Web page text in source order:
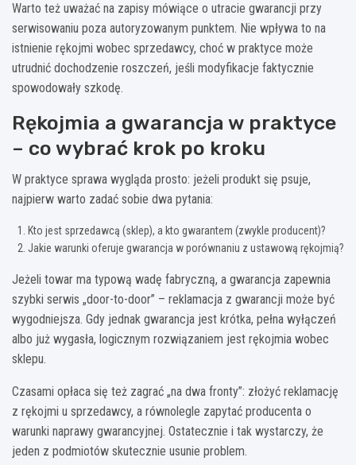
Warto też uważać na zapisy mówiące o utracie gwarancji przy
serwisowaniu poza autoryzowanym punktem. Nie wpływa to na
istnienie rękojmi wobec sprzedawcy, choć w praktyce może
utrudnić dochodzenie roszczeń, jeśli modyfikacje faktycznie
spowodowały szkodę.
Rękojmia a gwarancja w praktyce
– co wybrać krok po kroku
W praktyce sprawa wygląda prosto: jeżeli produkt się psuje,
najpierw warto zadać sobie dwa pytania:
Kto jest sprzedawcą (sklep), a kto gwarantem (zwykle producent)?
Jakie warunki oferuje gwarancja w porównaniu z ustawową rękojmią?
Jeżeli towar ma typową wadę fabryczną, a gwarancja zapewnia
szybki serwis „door-to-door” – reklamacja z gwarancji może być
wygodniejsza. Gdy jednak gwarancja jest krótka, pełna wyłączeń
albo już wygasła, logicznym rozwiązaniem jest rękojmia wobec
sklepu.
Czasami opłaca się też zagrać „na dwa fronty”: złożyć reklamację
z rękojmi u sprzedawcy, a równolegle zapytać producenta o
warunki naprawy gwarancyjnej. Ostatecznie i tak wystarczy, że
jeden z podmiotów skutecznie usunie problem.